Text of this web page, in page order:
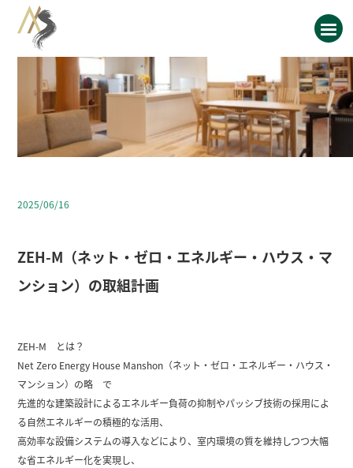
2025/06/16
ZEH-M（ネット・ゼロ・エネルギー・ハウス・マ
ンション）の取組計画
ZEH-M とは？
Net Zero Energy House Manshon（ネット・ゼロ・エネルギー・ハウス・
マンション）の略 で
先進的な建築設計によるエネルギー負荷の抑制やパッシブ技術の採用によ
る自然エネルギーの積極的な活用、
高効率な設備システムの導入などにより、室内環境の質を維持しつつ大幅
な省エネルギー化を実現し、